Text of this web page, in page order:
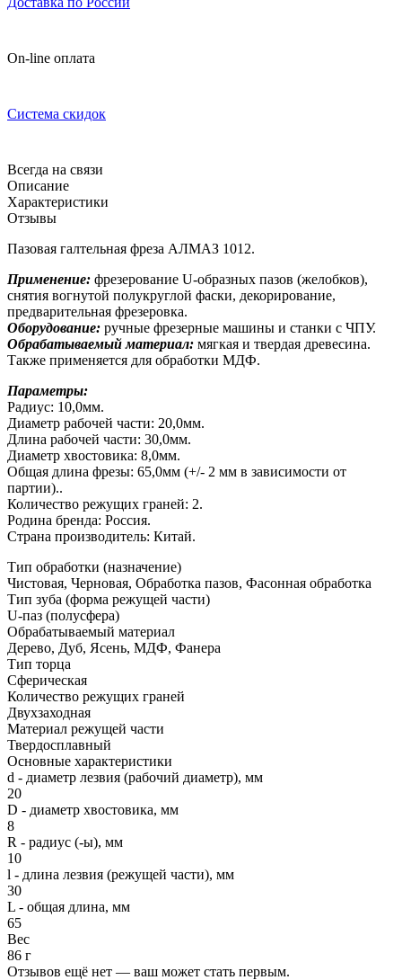
On-line оплата
Система скидок
Всегда на связи
Описание
Характеристики
Отзывы
Пазовая галтельная фреза АЛМАЗ 1012.
Применение: фрезерование U-образных пазов (желобков),
снятия вогнутой полукруглой фаски, декорирование,
предварительная фрезеровка.
Оборудование: ручные фрезерные машины и станки с ЧПУ.
Обрабатываемый материал: мягкая и твердая древесина.
Также применяется для обработки МДФ.
Параметры:
Радиус: 10,0мм.
Диаметр рабочей части: 20,0мм.
Длина рабочей части: 30,0мм.
Диаметр хвостовика: 8,0мм.
Общая длина фрезы: 65,0мм (+/- 2 мм в зависимости от
партии)..
Количество режущих граней: 2.
Родина бренда: Россия.
Страна производитель: Китай.
Тип обработки (назначение)
Чистовая, Черновая, Обработка пазов, Фасонная обработка
Тип зуба (форма режущей части)
U-паз (полусфера)
Обрабатываемый материал
Дерево, Дуб, Ясень, МДФ, Фанера
Тип торца
Сферическая
Количество режущих граней
Двухзаходная
Материал режущей части
Твердосплавный
Основные характеристики
d - диаметр лезвия (рабочий диаметр), мм
20
D - диаметр хвостовика, мм
8
R - радиус (-ы), мм
10
l - длина лезвия (режущей части), мм
30
L - общая длина, мм
65
Вес
86 г
Отзывов ещё нет — ваш может стать первым.